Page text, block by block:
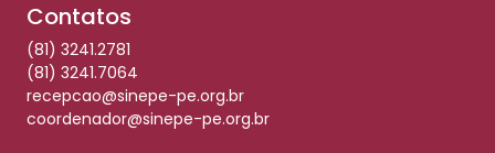
Contatos
(81) 3241.2781
(81) 3241.7064
recepcao@sinepe-pe.org.br
coordenador@sinepe-pe.org.br